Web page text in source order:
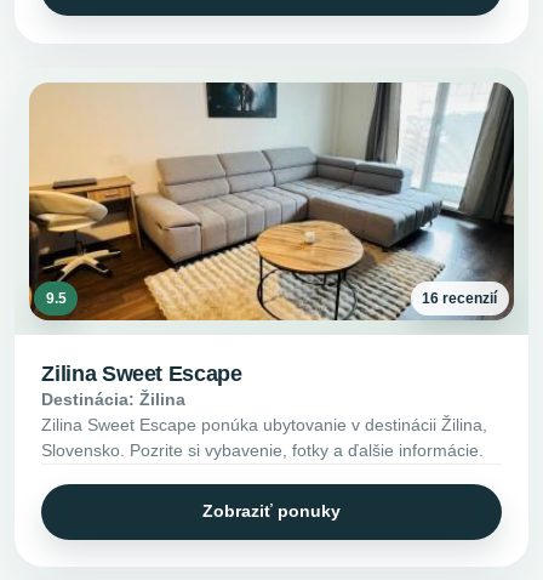
9.5 16 recenzií
Zilina Sweet Escape
Destinácia: Žilina
Zilina Sweet Escape ponúka ubytovanie v destinácii Žilina,
Slovensko. Pozrite si vybavenie, fotky a ďalšie informácie.
Zobraziť ponuky